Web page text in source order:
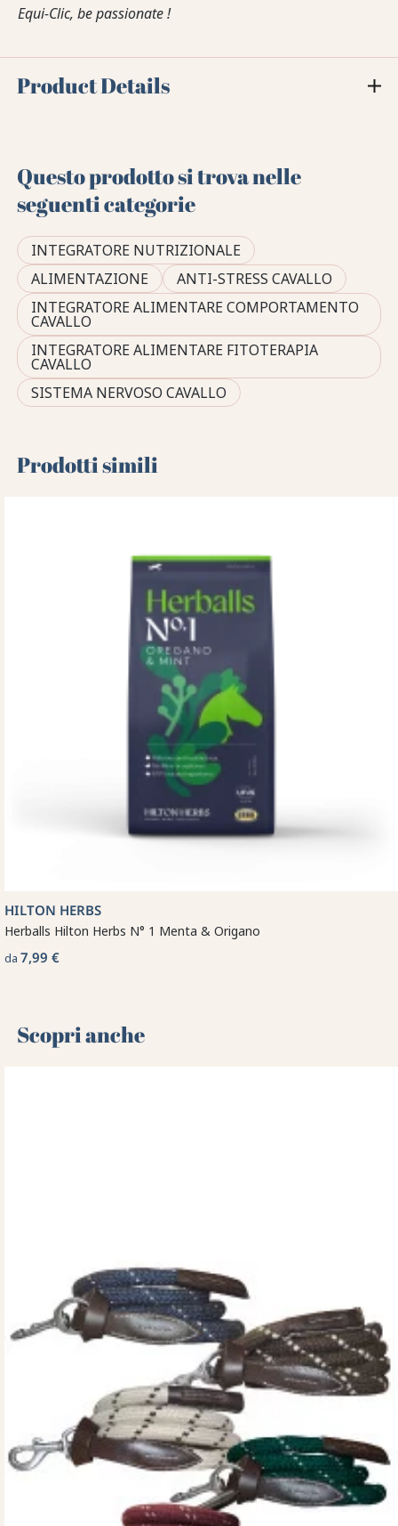
Equi-Clic, be passionate !
Product Details
Questo prodotto si trova nelle
seguenti categorie
INTEGRATORE NUTRIZIONALE
ALIMENTAZIONE
ANTI-STRESS CAVALLO
INTEGRATORE ALIMENTARE COMPORTAMENTO
CAVALLO
INTEGRATORE ALIMENTARE FITOTERAPIA
CAVALLO
SISTEMA NERVOSO CAVALLO
Prodotti simili
HILTON HERBS
Herballs Hilton Herbs N° 1 Menta & Origano
da 7,99 €
Scopri anche 🌻